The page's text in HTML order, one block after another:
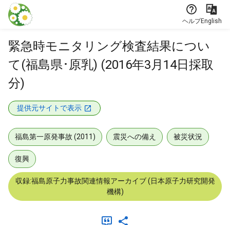
本文に飛ぶ
ヘルプEnglish
緊急時モニタリング検査結果につい
て(福島県･原乳) (2016年3月14日採取
分)
提供元サイトで表示
福島第一原発事故 (2011) 震災への備え 被災状況
復興
収録:福島原子力事故関連情報アーカイブ (日本原子力研究開発
機構)